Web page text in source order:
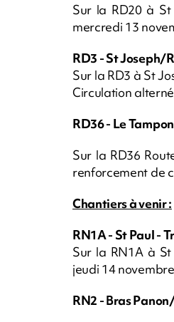
Sur la RD20 à
mercredi 13
RD3 - St Joseph/
Sur la RD3 à St
Circulation
RD36 - Le
Sur la RD36
renforcement de
Chantiers à venir :
RN1A - St Paul -
Sur la RN1A à
jeudi 14
RN2 - Bras